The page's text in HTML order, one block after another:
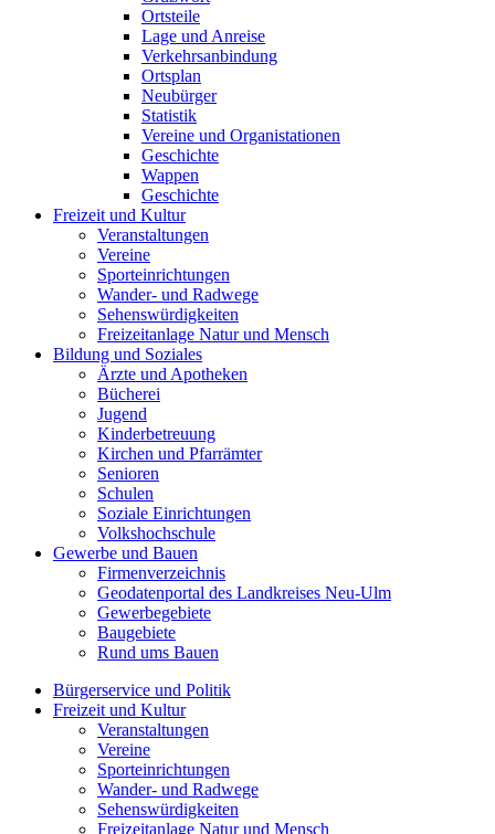
Ortsteile
Lage und Anreise
Verkehrsanbindung
Ortsplan
Neubürger
Statistik
Vereine und Organistationen
Geschichte
Wappen
Geschichte
Freizeit und Kultur
Veranstaltungen
Vereine
Sporteinrichtungen
Wander- und Radwege
Sehenswürdigkeiten
Freizeitanlage Natur und Mensch
Bildung und Soziales
Ärzte und Apotheken
Bücherei
Jugend
Kinderbetreuung
Kirchen und Pfarrämter
Senioren
Schulen
Soziale Einrichtungen
Volkshochschule
Gewerbe und Bauen
Firmenverzeichnis
Geodatenportal des Landkreises Neu-Ulm
Gewerbegebiete
Baugebiete
Rund ums Bauen
Bürgerservice und Politik
Freizeit und Kultur
Veranstaltungen
Vereine
Sporteinrichtungen
Wander- und Radwege
Sehenswürdigkeiten
Freizeitanlage Natur und Mensch